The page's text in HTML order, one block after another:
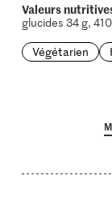
Valeurs
glucides 34 g,
Végétarien